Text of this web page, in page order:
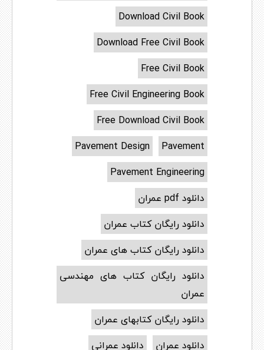
Download Civil Book
Download Free Civil Book
Free Civil Book
Free Civil Engineering Book
Free Download Civil Book
Pavement
Pavement Design
Pavement Engineering
دانلود pdf عمران
دانلود رایگان کتاب عمران
دانلود رایگان کتاب های عمران
دانلود رایگان کتاب های مهندسی
عمران
دانلود رایگان کتابهای عمران
دانلود عمران
دانلود عمرانی